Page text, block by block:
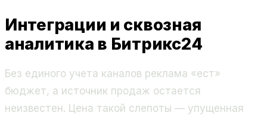
Интеграции и сквозная
аналитика в Битрикс24
Без единого учета каналов реклама «ест»
бюджет, а источник продаж остается
неизвестен. Цена такой слепоты — упущенная